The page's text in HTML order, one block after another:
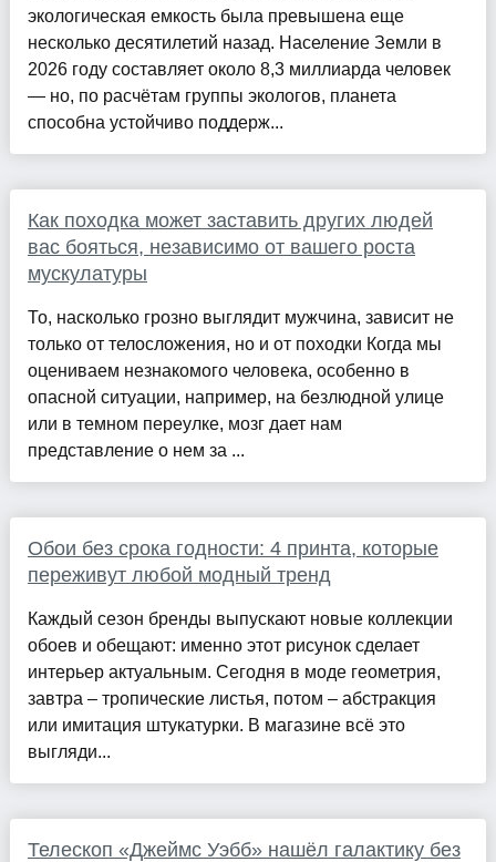
экологическая емкость была превышена еще
несколько десятилетий назад. Население Земли в
2026 году составляет около 8,3 миллиарда человек
— но, по расчётам группы экологов, планета
способна устойчиво поддерж...
Как походка может заставить других людей
вас бояться, независимо от вашего роста
мускулатуры
То, насколько грозно выглядит мужчина, зависит не
только от телосложения, но и от походки Когда мы
оцениваем незнакомого человека, особенно в
опасной ситуации, например, на безлюдной улице
или в темном переулке, мозг дает нам
представление о нем за ...
Обои без срока годности: 4 принта, которые
переживут любой модный тренд
Каждый сезон бренды выпускают новые коллекции
обоев и обещают: именно этот рисунок сделает
интерьер актуальным. Сегодня в моде геометрия,
завтра – тропические листья, потом – абстракция
или имитация штукатурки. В магазине всё это
выгляди...
Телескоп «Джеймс Уэбб» нашёл галактику без